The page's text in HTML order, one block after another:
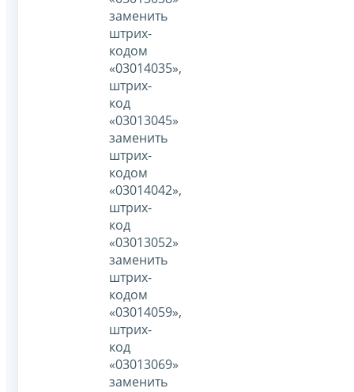
заменить
штрих-
кодом
«03014035»,
штрих-
код
«03013045»
заменить
штрих-
кодом
«03014042»,
штрих-
код
«03013052»
заменить
штрих-
кодом
«03014059»,
штрих-
код
«03013069»
заменить